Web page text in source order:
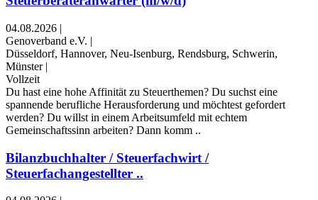
04.08.2026 |
Genoverband e.V. |
Düsseldorf, Hannover, Neu-Isenburg, Rendsburg, Schwerin,
Münster |
Vollzeit
Du hast eine hohe Affinität zu Steuerthemen? Du suchst eine
spannende berufliche Herausforderung und möchtest gefordert
werden? Du willst in einem Arbeitsumfeld mit echtem
Gemeinschaftssinn arbeiten? Dann komm ..
Bilanzbuchhalter / Steuerfachwirt /
Steuerfachangestellter ..